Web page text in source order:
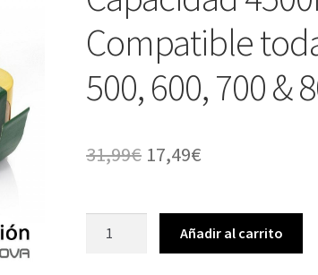
Compatible
500, 600, 700 &
31,99€ El
original
era:
17,49€
actual
es:
Añadir al carrito